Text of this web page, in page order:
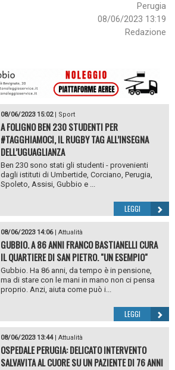
Perugia
08/06/2023 13:19
Redazione
08/06/2023 15:02| Sport
A FOLIGNO BEN 230 STUDENTI PER
#TAGGHIAMOCI, IL RUGBY TAG ALL’INSEGNA
DELL’UGUAGLIANZA
Ben 230 sono stati gli studenti - provenienti
dagli istituti di Umbertide, Corciano, Perugia,
Spoleto, Assisi, Gubbio e ...
LEGGI
08/06/2023 14:06| Attualità
GUBBIO. A 86 ANNI FRANCO BASTIANELLI CURA
IL QUARTIERE DI SAN PIETRO. "UN ESEMPIO"
Gubbio. Ha 86 anni, da tempo è in pensione,
ma di stare con le mani in mano non ci pensa
proprio. Anzi, aiuta come può i...
LEGGI
08/06/2023 13:44| Attualità
OSPEDALE PERUGIA: DELICATO INTERVENTO
SALVAVITA AL CUORE SU UN PAZIENTE DI 76 ANNI